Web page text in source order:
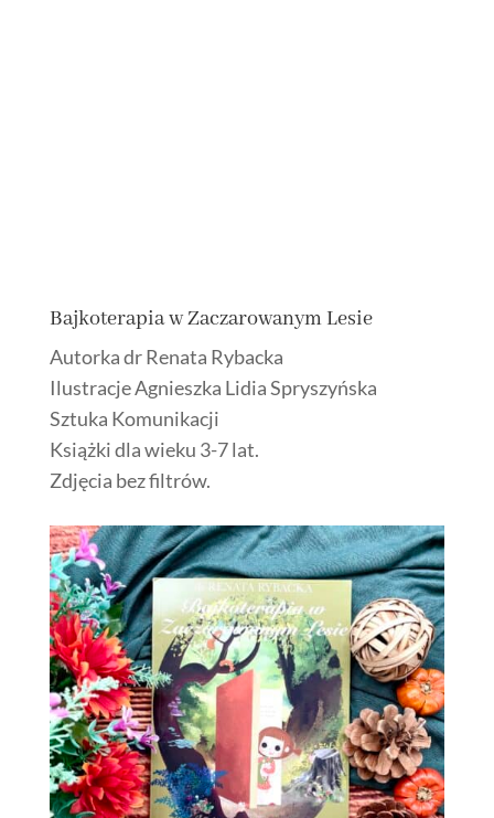
Bajkoterapia w Zaczarowanym Lesie
Autorka dr Renata Rybacka
Ilustracje Agnieszka Lidia Spryszyńska
Sztuka Komunikacji
Książki dla wieku 3-7 lat.
Zdjęcia bez filtrów.